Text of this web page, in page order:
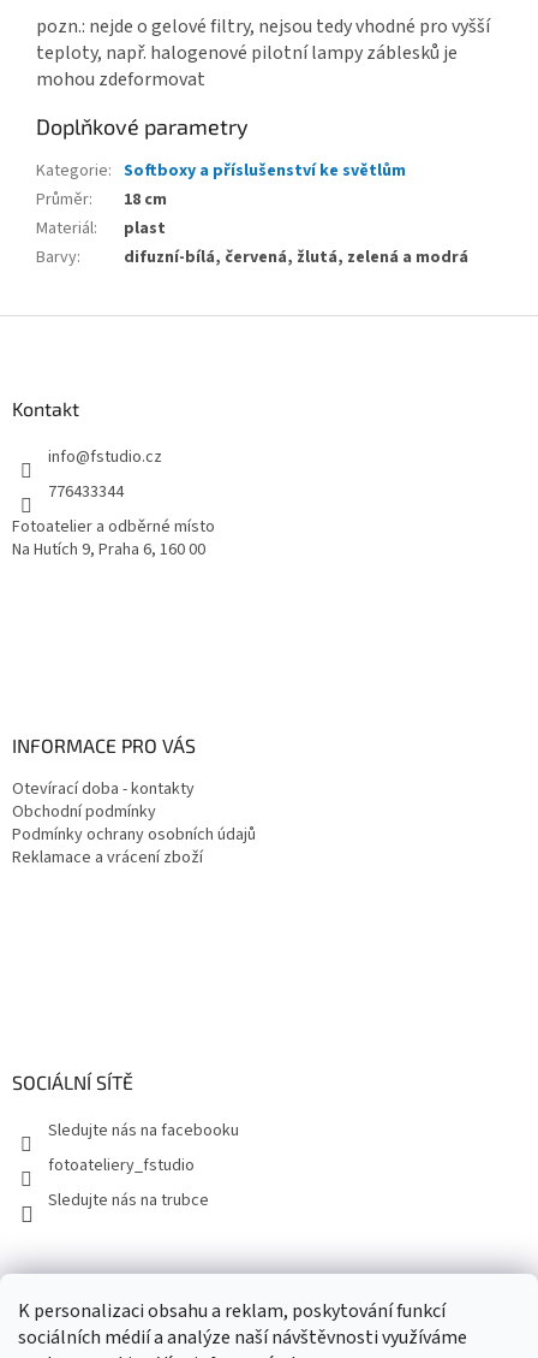
K personalizaci obsahu a reklam, poskytování funkcí
sociálních médií a analýze naší návštěvnosti využíváme
pozn.: nejde o gelové filtry, nejsou tedy vhodné pro vyšší
teploty, např. halogenové pilotní lampy záblesků je
mohou zdeformovat
Doplňkové parametry
Kategorie: Softboxy a příslušenství ke světlům
Průměr:
18 cm
Materiál:
plast
Barvy: difuzní-bílá, červená, žlutá, zelená a modrá
Kontakt
info@fstudio.cz
776433344
Fotoatelier a odběrné místo
Na Hutích 9, Praha 6, 160 00
INFORMACE PRO VÁS
Otevírací doba - kontakty
Obchodní podmínky
Podmínky ochrany osobních údajů
Reklamace a vrácení zboží
SOCIÁLNÍ SÍTĚ
Sledujte nás na facebooku
fotoateliery_fstudio
Sledujte nás na trubce